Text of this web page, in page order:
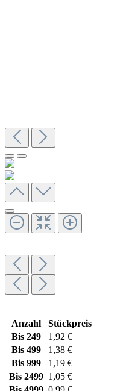
Anzahl
Stückpreis
Bis 249
1,92 €
Bis 499
1,38 €
Bis 999
1,19 €
Bis 2499 1,05 €